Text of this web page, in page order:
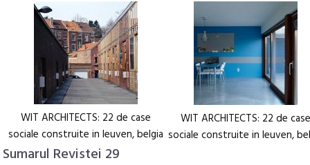
WIT ARCHITECTS: 22 de case
sociale construite in leuven, belgia
WIT ARCHITECTS: 22 de case
sociale construite in leuven,
Sumarul Revistei 29